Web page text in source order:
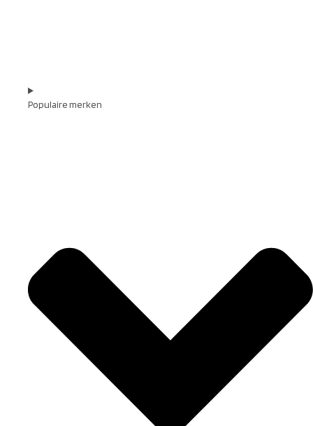
Populaire merken